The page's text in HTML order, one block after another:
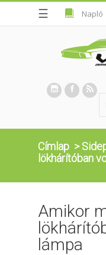
☰ Napló
Címlap >
lökhárítóban
Amikor
lámpa